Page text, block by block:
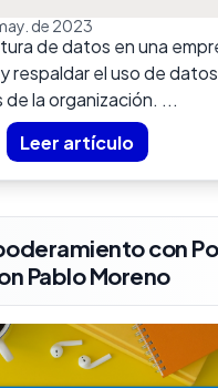
de 2023
de datos en una
respaldar el uso de
de la organización. ...
Leer artículo
con
Pablo Moreno